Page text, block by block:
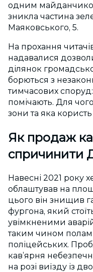
одним
зникла частина
Маяковського, 5.
На прохання
надавалися
ділянок
борються з
тимчасових споруд:
помічають. Для
зони та яка
Як продаж
спричинити
Навесні 2021 року
облаштував на
цього він знищив
фургона, який
увімкненими
таким чином
поліцейських.
кав’ярня
на розі виїзду із